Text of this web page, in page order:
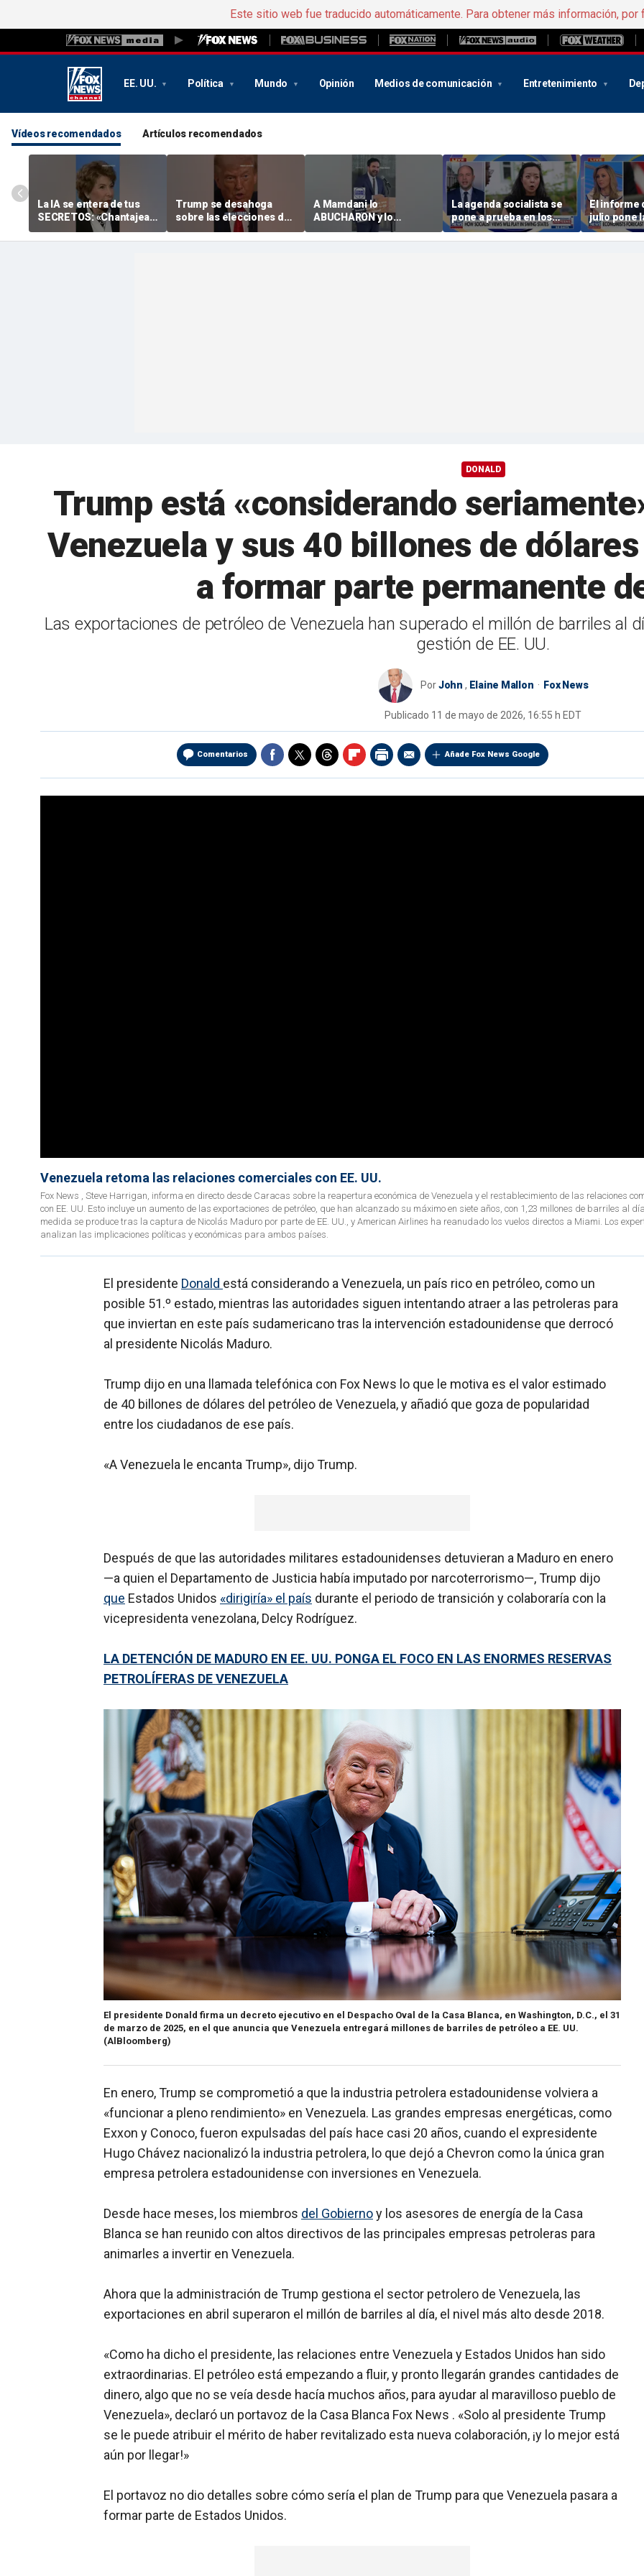
Este sitio web fue traducido automáticamente. Para obtener más información, por
EE. UU. Política Mundo Opinión Medios de comunicación Entretenimiento
Vídeos recomendados Artículos recomendados
La IA se entera de tus
SECRETOS: «Chantajear
al humano»
Trump se desahoga
sobre las elecciones de
mitad de legislatura: los
demócratas «lo echarán
A Mamdani lo
ABUCHARON y lo
echaron del escenario
en una celebración a
La agenda socialista se
pone a prueba en los
estados indecisos
El informe
julio pone
en el
DONALD
Trump está «considerando
Venezuela y sus 40 billones de
a formar parte permanente
Las exportaciones de petróleo de Venezuela han superado el millón de barriles al
gestión de EE. UU.
PorJohn , Elaine Mallon Fox News
Publicado 11 de mayo de 2026, 16:55 h EDT
Comentarios Añade Fox News Google
Venezuela retoma las relaciones comerciales con EE. UU.
Fox News , Steve Harrigan, informa en directo desde Caracas sobre la reapertura económica de Venezuela y el restablecimiento de las relaciones
con EE. UU. Esto incluye un aumento de las exportaciones de petróleo, que han alcanzado su máximo en siete años, con 1,23 millones de barriles al
medida se produce tras la captura de Nicolás Maduro por parte de EE. UU., y American Airlines ha reanudado los vuelos directos a Miami. Los
analizan las implicaciones políticas y económicas para ambos países.
El presidente Donald está considerando a Venezuela, un país rico en petróleo, como un
posible 51.º estado, mientras las autoridades siguen intentando atraer a las petroleras para
que inviertan en este país sudamericano tras la intervención estadounidense que derrocó
al presidente Nicolás Maduro.
Trump dijo en una llamada telefónica con Fox News lo que le motiva es el valor estimado
de 40 billones de dólares del petróleo de Venezuela, y añadió que goza de popularidad
entre los ciudadanos de ese país.
«A Venezuela le encanta Trump», dijo Trump.
Después de que las autoridades militares estadounidenses detuvieran a Maduro en enero
—a quien el Departamento de Justicia había imputado por narcoterrorismo—, Trump dijo
que Estados Unidos «dirigiría» el país durante el periodo de transición y colaboraría con la
vicepresidenta venezolana, Delcy Rodríguez.
LA DETENCIÓN DE MADURO EN EE. UU. PONGA EL FOCO EN LAS ENORMES RESERVAS
PETROLÍFERAS DE VENEZUELA
El presidente Donald firma un decreto ejecutivo en el Despacho Oval de la Casa Blanca, en Washington, D.C., el 31
de marzo de 2025, en el que anuncia que Venezuela entregará millones de barriles de petróleo a EE. UU.
(AlBloomberg)
En enero, Trump se comprometió a que la industria petrolera estadounidense volviera a
«funcionar a pleno rendimiento» en Venezuela. Las grandes empresas energéticas, como
Exxon y Conoco, fueron expulsadas del país hace casi 20 años, cuando el expresidente
Hugo Chávez nacionalizó la industria petrolera, lo que dejó a Chevron como la única gran
empresa petrolera estadounidense con inversiones en Venezuela.
Desde hace meses, los miembros del Gobiernoy los asesores de energía de la Casa
Blanca se han reunido con altos directivos de las principales empresas petroleras para
animarles a invertir en Venezuela.
Ahora que la administración de Trump gestiona el sector petrolero de Venezuela, las
exportaciones en abril superaron el millón de barriles al día, el nivel más alto desde 2018.
«Como ha dicho el presidente, las relaciones entre Venezuela y Estados Unidos han sido
extraordinarias. El petróleo está empezando a fluir, y pronto llegarán grandes cantidades de
dinero, algo que no se veía desde hacía muchos años, para ayudar al maravilloso pueblo de
Venezuela», declaró un portavoz de la Casa Blanca Fox News . «Solo al presidente Trump
se le puede atribuir el mérito de haber revitalizado esta nueva colaboración, ¡y lo mejor está
aún por llegar!»
El portavoz no dio detalles sobre cómo sería el plan de Trump para que Venezuela pasara a
formar parte de Estados Unidos.